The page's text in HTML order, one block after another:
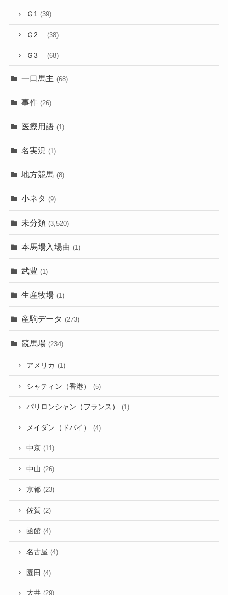
Ｇ1 (39)
Ｇ2 (38)
Ｇ3 (68)
一口馬主 (68)
事件 (26)
医療用語 (1)
名実況 (1)
地方競馬 (8)
小ネタ (9)
未分類 (3,520)
本馬場入場曲 (1)
武豊 (1)
生産牧場 (1)
産駒データ (273)
競馬場 (234)
アメリカ (1)
シャティン（香港） (5)
パリロンシャン（フランス） (1)
メイダン（ドバイ） (4)
中京 (11)
中山 (26)
京都 (23)
佐賀 (2)
函館 (4)
名古屋 (4)
園田 (4)
大井 (29)